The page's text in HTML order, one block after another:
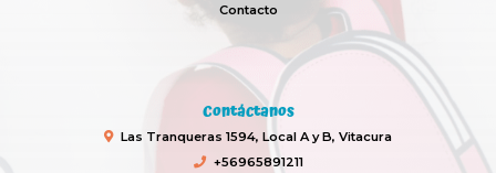
Contacto
Contáctanos
Las Tranqueras 1594, Local A y B, Vitacura
+56965891211